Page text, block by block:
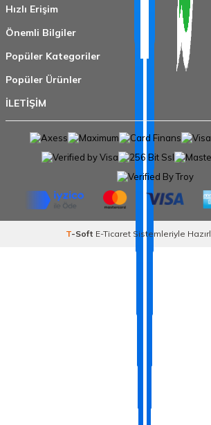
Hızlı Erişim
Önemli Bilgiler
Popüler Kategoriler
Popüler Ürünler
İLETİŞİM
T-Soft E-TicaretSistemleriyle